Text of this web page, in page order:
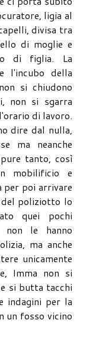
ligia al
divisa tra
di moglie e
di figlia. La
l'incubo della
si chiudono
non si sgarra
di lavoro.
dire dal nulla,
ma neanche
tanto, così
mobilificio e
per poi arrivare
poliziotto lo
quei pochi
non le hanno
ma anche
unicamente
Imma non si
si butta tacchi
indagini per la
un fosso vicino